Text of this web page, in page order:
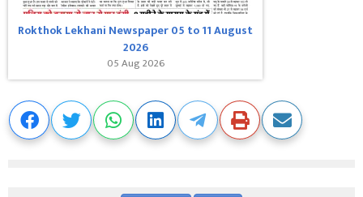
Rokthok Lekhani Newspaper 05 to 11 August
2026
05 Aug 2026